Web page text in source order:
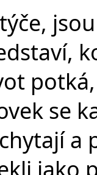
se
a
jako